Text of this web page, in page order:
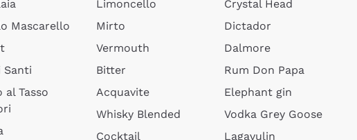
Mascarello
Santi
al Tasso
Limoncello
Mirto
Vermouth
Bitter
Acquavite
Whisky Blended
Cocktail
Crystal Head
Dictador
Dalmore
Rum Don Papa
Elephant gin
Vodka Grey Goose
Lagavulin